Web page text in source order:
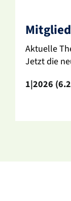
Aktu­elle
Jetzt die
1|2026